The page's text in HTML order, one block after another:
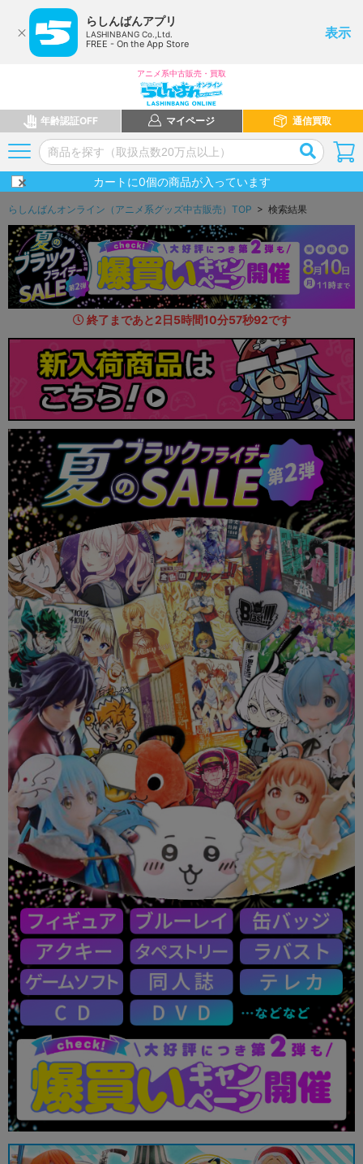
らしんばんアプリ
LASHINBANG Co.,Ltd.
FREE - On the App Store
表示
アニメ系中古販売・買取
年齢認証OFF マイページ 通信買取
カートに0個の商品が入っています
らしんばんオンライン（アニメ系グッズ中古販売）TOP > 検索結果
終了まであと2日5時間10分56秒62です